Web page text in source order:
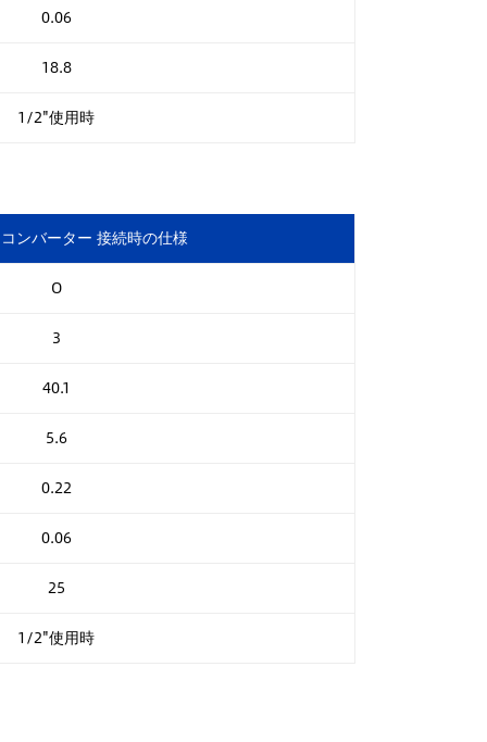
0.06
18.8
1/2"使用時
ンバーター 接続時の仕様
O
3
40.1
5.6
0.22
0.06
25
1/2"使用時